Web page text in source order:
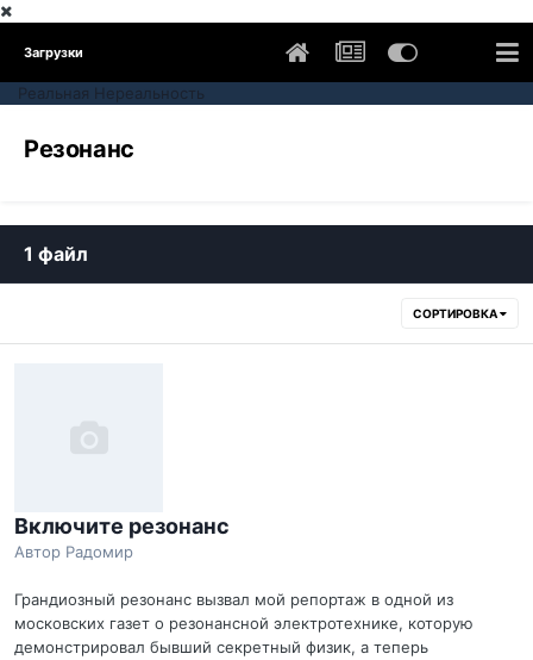
Загрузки
Реальная Нереальность
Резонанс
1 файл
СОРТИРОВКА
Включите резонанс
Автор Радомир
Грандиозный резонанс вызвал мой репортаж в одной из
московских газет о резонансной электротехнике, которую
демонстрировал бывший секретный физик, а теперь